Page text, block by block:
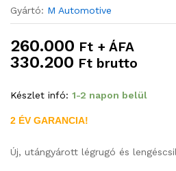
Gyártó: M Automotive
260.000 Ft + ÁFA
330.200 Ft brutto
Készlet infó: 1-2 napon belül
2 ÉV GARANCIA!
Új, utángyárott légrugó és